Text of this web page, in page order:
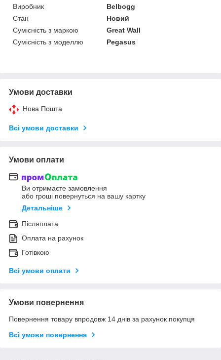
Виробник
Belbogg
Стан
Новий
Сумісність з маркою
Great Wall
Сумісність з моделлю
Pegasus
Умови доставки
Нова Пошта
Всі умови доставки
Умови оплати
Ви отримаєте замовлення
або гроші повернуться на вашу картку
Детальніше
Післяплата
Оплата на рахунок
Готівкою
Всі умови оплати
Умови повернення
Повернення товару впродовж 14 днів за рахунок покупця
Всі умови повернення